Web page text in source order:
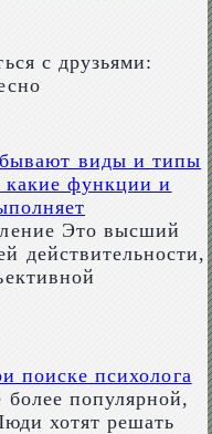
с друзьями:
виды и типы
функции и
Это высший
действительности,
поиске психолога
более популярной,
хотят решать